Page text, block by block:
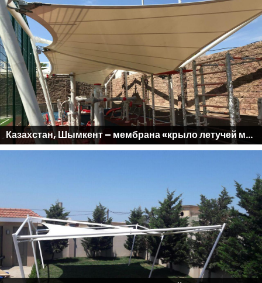
Казахстан, Шымкент – мембрана «крыло летучей мыши»